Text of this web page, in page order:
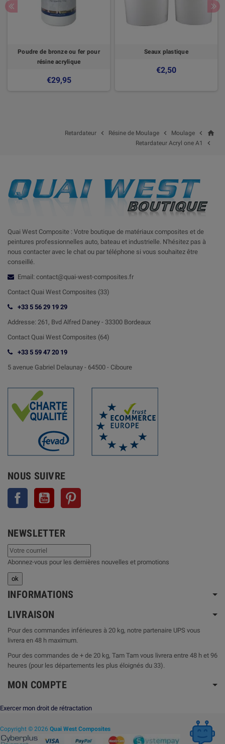
Poudre de bronze ou fer pour
résine acrylique
€29,95
Seaux plastique
€2,50
home

Moulage

Résine de Moulage

Retardateur

Retardateur Acryl one A1
Quai West Composite : Votre boutique de matériaux composites et de
peintures professionnelles auto, bateau et industrielle. N'hésitez pas à
nous contacter avec le chat ou par téléphone si vous souhaitez être
conseillé.
Email: contact@quai-west-composites.fr
Contact Quai West Composites (33)
+33 5 56 29 19 29
Addresse: 261, Bvd Alfred Daney - 33300 Bordeaux
Contact Quai West Composites (64)
+33 5 59 47 20 19
5 avenue Gabriel Delaunay - 64500 - Ciboure
NOUS SUIVRE
Facebook YouTube
NEWSLETTER
Abonnez-vous pour les dernières nouvelles et promotions
INFORMATIONS
LIVRAISON
Pour des commandes inférieures à 20 kg, notre partenaire UPS vous
livrera en 48 h maximum.
Pour des commandes de + de 20 kg, Tam Tam vous livrera entre 48 h et 96
heures (pour les départements les plus éloignés du 33).
MON COMPTE
Exercer mon droit de rétractation
Copyright © 2026 Quai West Composites